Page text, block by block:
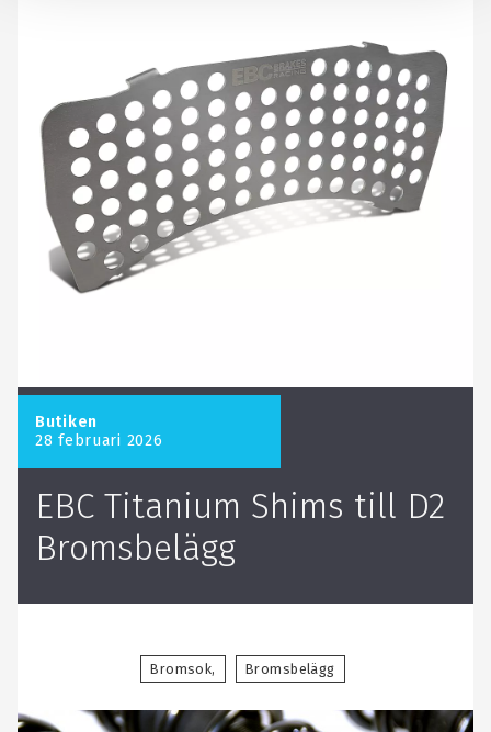
Butiken
28 februari 2026
​EBC Titanium Shims till D2
Bromsbelägg
Bromsok Bromsbelägg